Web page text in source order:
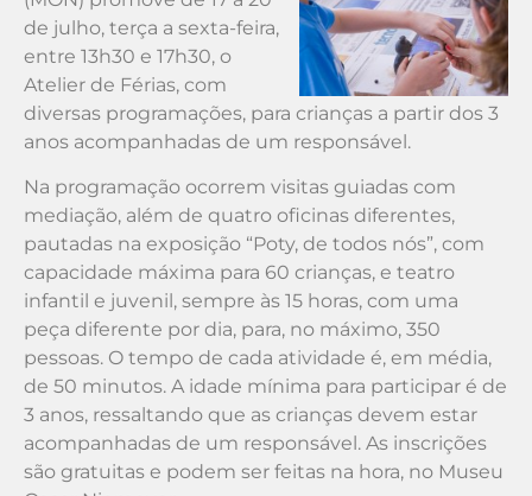
de julho, terça a sexta-feira,
entre 13h30 e 17h30, o
Atelier de Férias, com
diversas programações, para crianças a partir dos 3
anos acompanhadas de um responsável.
Na programação ocorrem visitas guiadas com
mediação, além de quatro oficinas diferentes,
pautadas na exposição “Poty, de todos nós”, com
capacidade máxima para 60 crianças, e teatro
infantil e juvenil, sempre às 15 horas, com uma
peça diferente por dia, para, no máximo, 350
pessoas. O tempo de cada atividade é, em média,
de 50 minutos. A idade mínima para participar é de
3 anos, ressaltando que as crianças devem estar
acompanhadas de um responsável. As inscrições
são gratuitas e podem ser feitas na hora, no Museu